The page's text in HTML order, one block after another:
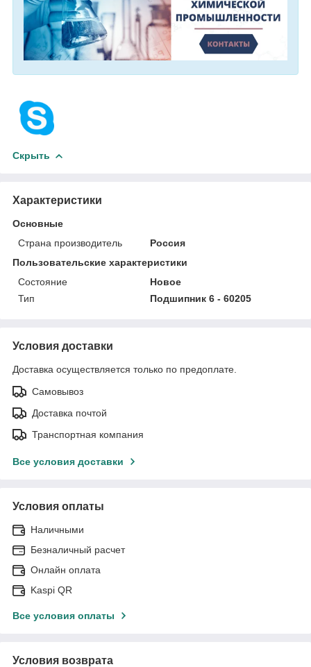
Скрыть
Характеристики
Основные
Страна производитель
Россия
Пользовательские характеристики
Состояние
Новое
Тип
Подшипник 6 - 60205
Условия доставки
Доставка осуществляется только по предоплате.
Самовывоз
Доставка почтой
Транспортная компания
Все условия доставки
Условия оплаты
Наличными
Безналичный расчет
Онлайн оплата
Kaspi QR
Все условия оплаты
Условия возврата